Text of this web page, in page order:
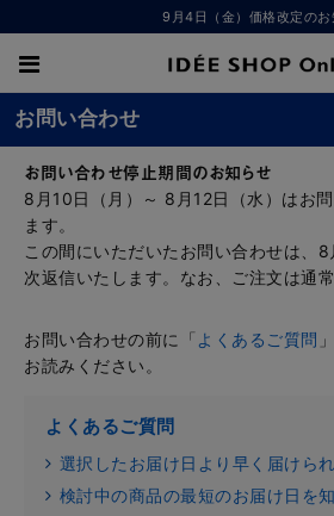
9月4日（金）価格改定のお
お問い合わせ
お問い合わせ停止期間のお知らせ
8月10日（月）～ 8月12日（水）はお
ます。
この間にいただいたお問い合わせは、
次返信いたします。なお、ご注文は通
お問い合わせの前に「よくあるご質問
お読みください。
よくあるご質問
選択したお届け日より早く届けら
検討中の商品の最短のお届け日を